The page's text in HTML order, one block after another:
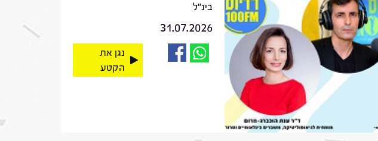
בינ"ל
31.07.2026
נגן את
הקטע